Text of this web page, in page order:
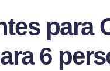
para
6